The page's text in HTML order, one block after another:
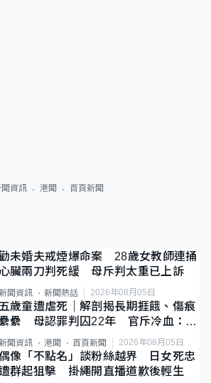
資訊 港聞 首頁新聞
未婚夫戒煙爆命案 28歲女教師連捅
心臟兩刀判死緩 母斥判太重已上訴
聞資訊 新聞熱話 2026年08月05日
五歲童遭虐死｜解剖揭長期捱餓、傷痕
纍纍 母認罪判囚22年 官斥冷血：同
類案最惡劣
聞資訊 港聞 首頁新聞 2026年08月05日
像「不點名」談粉絲越界 日女死忠
群起狙擊 掛繩開直播道歉後輕生